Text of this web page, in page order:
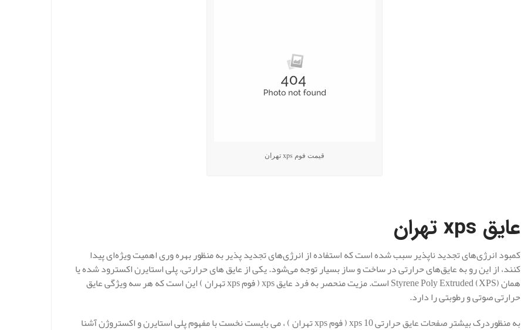
قیمت فوم xps تهران
عایق xps تهران
کمبود انرژی‌های تجدید ناپذیر سبب شده است که استفاده از انرژی‌های تجدید پذیر به منظور بهره‌ وری اهمیت ویژه‌ای پیدا
کنند، از این رو به عایق‌های حرارتی در ساخت و ساز بسیار توجه می‌شود. یکی از عایق های حرارتی، پلی استایرن اکسترود شده یا
همان (XPS) Styrene Poly Extruded است. مزیت منحصر به فرد عایق xps ( فوم xps تهران ) این است که هر سه ویژگی عایق
حرارتی صوتی و رطوبتی را دارد.
به منظوردرک بیشتر صفحات عایق حرارتی xps 10 ( فوم xps تهران ) ، می بایست نخست با مفهوم پلی استایرن و اکستروژن آشنا